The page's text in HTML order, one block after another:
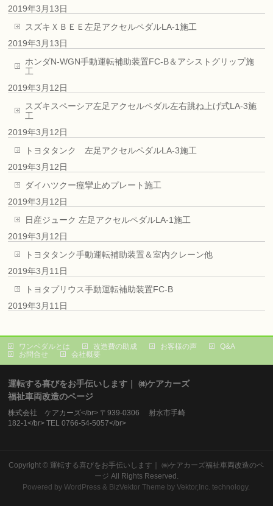
2019年3月13日
スズキＸＢＥＥ左足アクセルペダルLA-1施工
2019年3月13日
ホンダN-WGN手動運転補助装置FC-B＆アシストグリップ施
工
2019年3月12日
スズキスペーシア左足アクセルペダル左右跳ね上げ式LA-3施
工
2019年3月12日
トヨタタンク 左足アクセルペダルLA-3施工
2019年3月12日
ダイハツクー痙攣止めプレート施工
2019年3月12日
日産ジューク 左足アクセルペダルLA-1施工
2019年3月12日
トヨタタンク手動運転補助装置＆室内クレーン他
2019年3月11日
トヨタプリウス手動運転補助装置FC-B
2019年3月11日
ワンペダルとは 改造費の助成 お客様の声
Q&A
お問合せ
会社概要
運転する喜びをお手伝いします｜ ㈱ケアカーズ
福祉車両改造のページ
株式会社 ケアカーズ</br> 〒939-0306 射水市手崎
182-1</br> TEL 0766-54-5057</br>
Copyright © 運転する喜びをお手伝いします｜ ㈱ケアカーズ福祉車両改造のペ
ージ All Rights Reserved.
Powered byWordPress & BizVektor Theme by Vektor,Inc. technology.